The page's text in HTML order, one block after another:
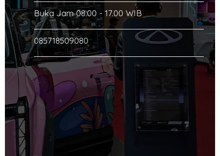
Buka Jam 08.00 - 17.00 WIB
085718509080